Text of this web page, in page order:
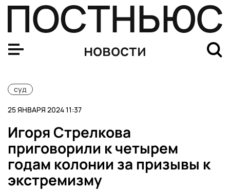
новости
суд
25 ЯНВАРЯ 2024 11:37
Игоря Стрелкова
приговорили к четырем
годам колонии за призывы к
экстремизму
Суд перевел Елену Блиновскую из-под домашнего